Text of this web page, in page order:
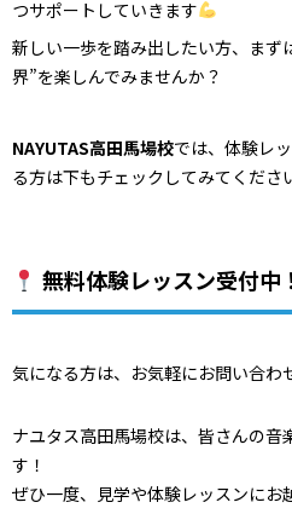
つサポートしていきます
新しい一歩を踏み出したい方、まず
界”を楽しんでみませんか？
NAYUTAS高田馬場校では、体験レ
る方は下もチェックしてみてくださ
無料体験レッスン受付中
気になる方は、お気軽にお問い合わ
ナユタス高田馬場校は、皆さんの音
す！
ぜひ一度、見学や体験レッスンにお